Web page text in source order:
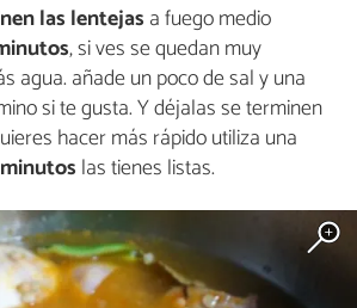
las lentejas a fuego medio
, si ves se quedan muy
agua. añade un poco de sal y una
si te gusta. Y déjalas se terminen
hacer más rápido utiliza una
las tienes listas.